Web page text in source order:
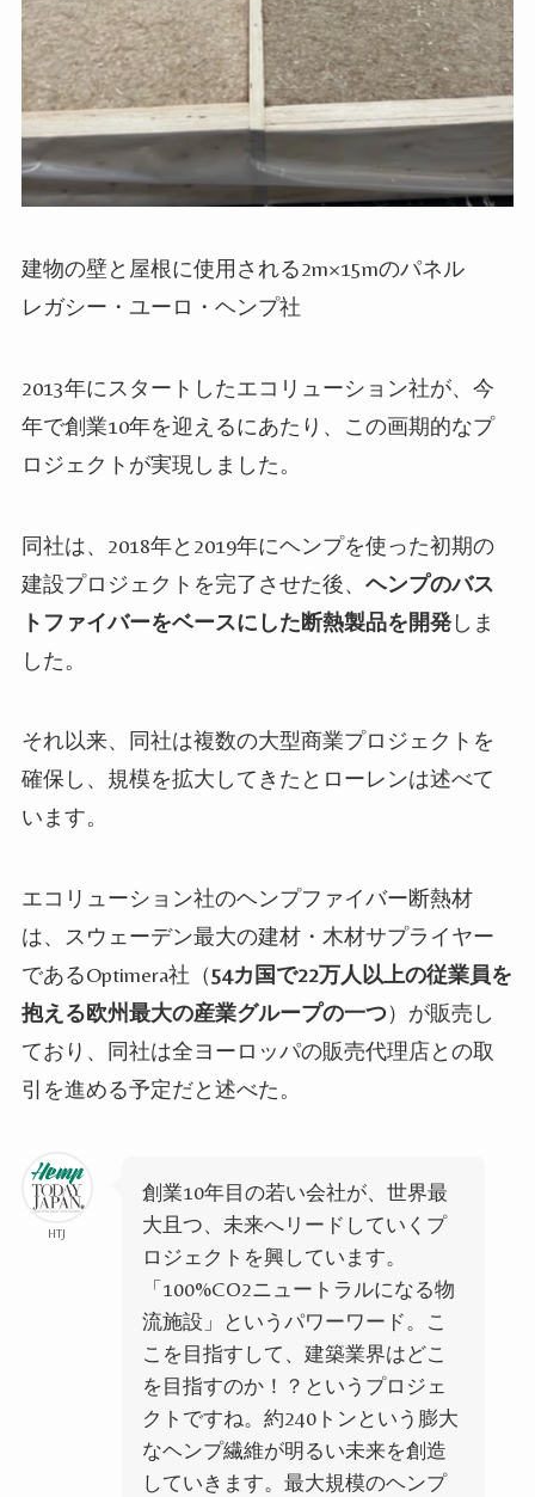
建物の壁と屋根に使用される2m×15mのパネル
レガシー・ユーロ・ヘンプ社
2013年にスタートしたエコリューション社が、今
年で創業10年を迎えるにあたり、この画期的なプ
ロジェクトが実現しました。
同社は、2018年と2019年にヘンプを使った初期の
建設プロジェクトを完了させた後、 ヘンプのバス
トファイバーをベースにした断熱製品を開発しま
した。
それ以来、同社は複数の大型商業プロジェクトを
確保し、規模を拡大してきたとローレンは述べて
います。
エコリューション社のヘンプファイバー断熱材
は、スウェーデン最大の建材・木材サプライヤー
であるOptimera社（54カ国で22万人以上の従業員を
抱える欧州最大の産業グループの一つ）が販売し
ており、同社は全ヨーロッパの販売代理店との取
引を進める予定だと述べた。
HTJ
創業10年目の若い会社が、世界最
大且つ、未来へリードしていくプ
ロジェクトを興しています。
「 100%CO2ニュートラルになる物
流施設」というパワーワード。こ
こを目指すして、建築業界はどこ
を目指すのか！？というプロジェ
クトですね。約240トンという膨大
なヘンプ繊維が明るい未来を創造
していきます。最大規模のヘンプ